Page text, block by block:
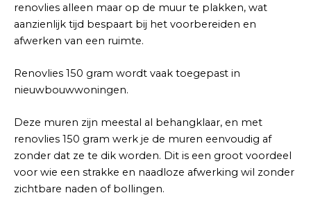
renovlies alleen maar op de muur te plakken, wat
aanzienlijk tijd bespaart bij het voorbereiden en
afwerken van een ruimte.
Renovlies 150 gram wordt vaak toegepast in
nieuwbouwwoningen.
Deze muren zijn meestal al behangklaar, en met
renovlies 150 gram werk je de muren eenvoudig af
zonder dat ze te dik worden. Dit is een groot voordeel
voor wie een strakke en naadloze afwerking wil zonder
zichtbare naden of bollingen.